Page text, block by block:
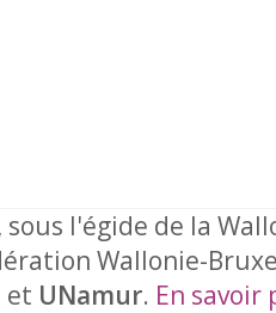
l'égide de la
Wallonie-
et UNamur. En savoir